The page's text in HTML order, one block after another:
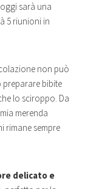
sarà una
5 riunioni in
non può
preparare bibite
lo sciroppo. Da
merenda
rimane sempre
delicato e